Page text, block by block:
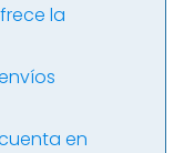
la
en